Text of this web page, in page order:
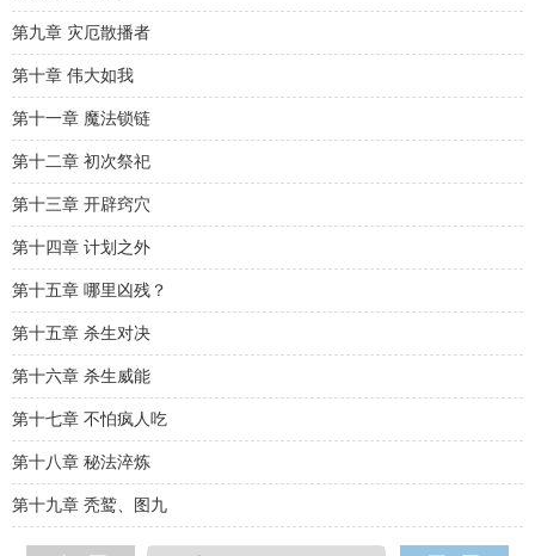
第九章 灾厄散播者
第十章 伟大如我
第十一章 魔法锁链
第十二章 初次祭祀
第十三章 开辟窍穴
第十四章 计划之外
第十五章 哪里凶残？
第十五章 杀生对决
第十六章 杀生威能
第十七章 不怕疯人吃
第十八章 秘法淬炼
第十九章 秃鹫、图九